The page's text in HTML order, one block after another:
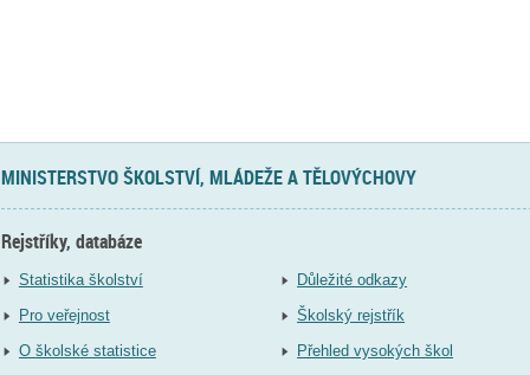
MINISTERSTVO ŠKOLSTVÍ, MLÁDEŽE A TĚLOVÝCHOVY
Rejstříky, databáze
Statistika školství
Pro veřejnost
O školské statistice
Důležité odkazy
Školský rejstřík
Přehled vysokých škol